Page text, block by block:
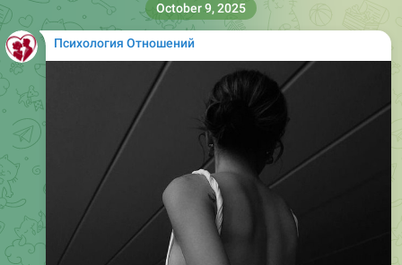
Психология Отношений
October 9, 2025